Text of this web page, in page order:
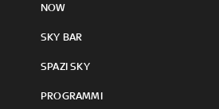
NOW
SKY BAR
SPAZI SKY
PROGRAMMI